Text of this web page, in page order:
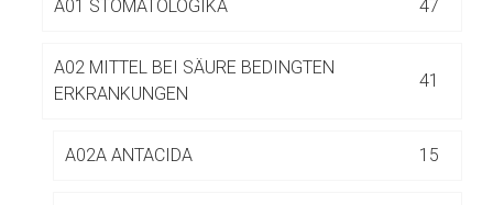
A01 STOMATOLOGIKA 47
A02 MITTEL BEI SÄURE BEDINGTEN
ERKRANKUNGEN
41
A02A ANTACIDA 15